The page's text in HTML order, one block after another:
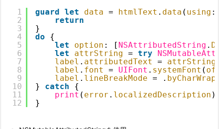
1
2
3
4
5
6
7
8
9
10
11
12
guard let data = htmlText . data ( using :
return
}
do
{
let
option : [ NSAttributedString .
let
attrString = try
label . attributedText = attrString
label . font = UIFont . systemFont (
label . lineBreakMode = .
} catch
{
print ( error . localizedDescription )
}